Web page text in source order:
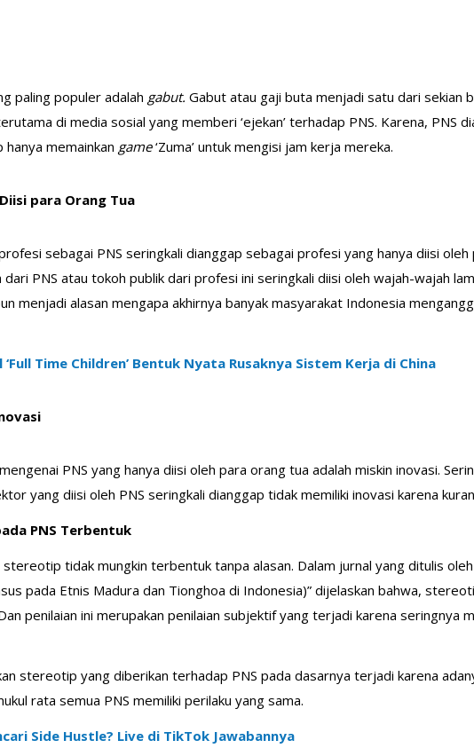
paling populer adalah gabut. Gabut atau gaji buta menjadi satu dari sekian
di media sosial yang memberi ‘ejekan’ terhadap PNS. Karena, PNS
hanya memainkan game‘Zuma’ untuk mengisi jam kerja mereka.
para Orang Tua
sebagai PNS seringkali dianggap sebagai profesi yang hanya diisi oleh
PNS atau tokoh publik dari profesi ini seringkali diisi oleh wajah-wajah
menjadi alasan mengapa akhirnya banyak masyarakat Indonesia
‘Full Time Children’ Bentuk Nyata Rusaknya Sistem Kerja di China
PNS yang hanya diisi oleh para orang tua adalah miskin inovasi.
yang diisi oleh PNS seringkali dianggap tidak memiliki inovasi karena
PNS Terbentuk
tidak mungkin terbentuk tanpa alasan. Dalam jurnal yang ditulis
pada Etnis Madura dan Tionghoa di Indonesia)” dijelaskan bahwa,
penilaian ini merupakan penilaian subjektif yang terjadi karena seringnya
stereotip yang diberikan terhadap PNS pada dasarnya terjadi karena
rata semua PNS memiliki perilaku yang sama.
Side Hustle? Live di TikTok Jawabannya